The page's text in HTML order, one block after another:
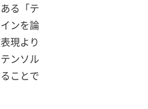
る「テ
ンを論
現より
ンソル
ことで